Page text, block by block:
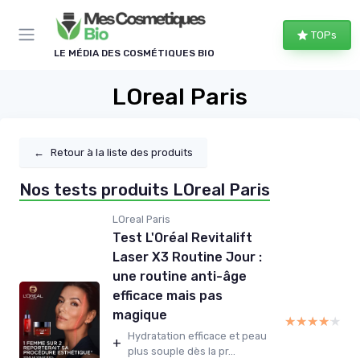
LE MÉDIA DES COSMÉTIQUES BIO
TOPs
LOreal Paris
← Retour à la liste des produits
Nos tests produits LOreal Paris
LOreal Paris
Test L'Oréal Revitalift
Laser X3 Routine Jour :
une routine anti-âge
efficace mais pas
magique
+ Hydratation efficace et peau
plus souple dès la pr...
★★★★★
★★★★★
Panneau de gestion des cookies